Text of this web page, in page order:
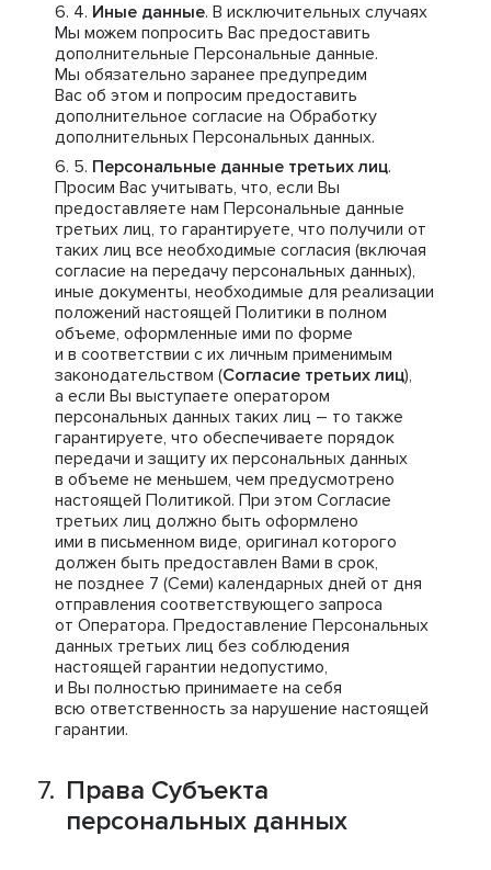
Иные данные. В исключительных случаях
Мы можем попросить Вас предоставить
дополнительные Персональные данные.
Мы обязательно заранее предупредим
Вас об этом и попросим предоставить
дополнительное согласие на Обработку
дополнительных Персональных данных.
Персональные данные третьих лиц.
Просим Вас учитывать, что, если Вы
предоставляете нам Персональные данные
третьих лиц, то гарантируете, что получили от
таких лиц все необходимые согласия (включая
согласие на передачу персональных данных),
иные документы, необходимые для реализации
положений настоящей Политики в полном
объеме, оформленные ими по форме
и в соответствии с их личным применимым
законодательством (Согласие третьих лиц),
а если Вы выступаете оператором
персональных данных таких лиц – то также
гарантируете, что обеспечиваете порядок
передачи и защиту их персональных данных
в объеме не меньшем, чем предусмотрено
настоящей Политикой. При этом Согласие
третьих лиц должно быть оформлено
ими в письменном виде, оригинал которого
должен быть предоставлен Вами в срок,
не позднее 7 (Семи) календарных дней от дня
отправления соответствующего запроса
от Оператора. Предоставление Персональных
данных третьих лиц без соблюдения
настоящей гарантии недопустимо,
и Вы полностью принимаете на себя
всю ответственность за нарушение настоящей
гарантии.
Права Субъекта
персональных данных